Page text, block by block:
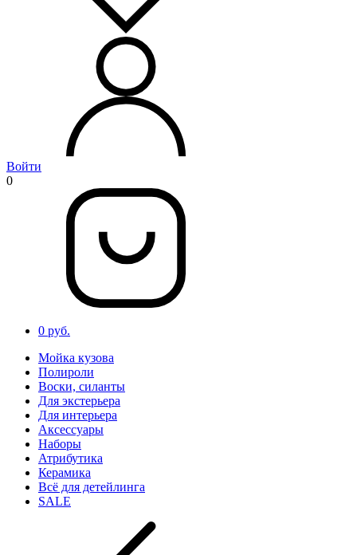
Войти
0
0 руб.
Мойка кузова
Полироли
Воски, силанты
Для экстерьера
Для интерьера
Аксессуары
Наборы
Атрибутика
Керамика
Всё для детейлинга
SALE